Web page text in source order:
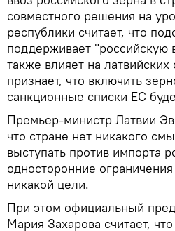
совместного решения на
республики считает, что
поддерживает
также влияет на
признает, что включить
санкционные списки ЕС
Премьер-министр Латвии
что стране нет никакого
выступать против импорта
односторонние
никакой цели.
При этом официальный
Мария Захарова считает,